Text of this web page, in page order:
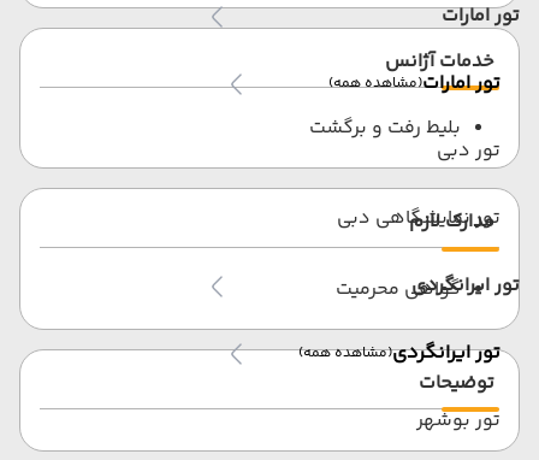
تور امارات
تور امارات(مشاهده همه)
تور دبی
تور نمایشگاهی دبی
تور ایرانگردی
تور ایرانگردی(مشاهده همه)
تور بوشهر
خدمات آژانس
بلیط رفت و برگشت
مدارک لازم
گواهی محرمیت
توضیحات